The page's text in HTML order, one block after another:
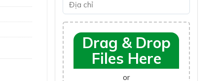
Drag & Drop
Files Here
or
ATTP